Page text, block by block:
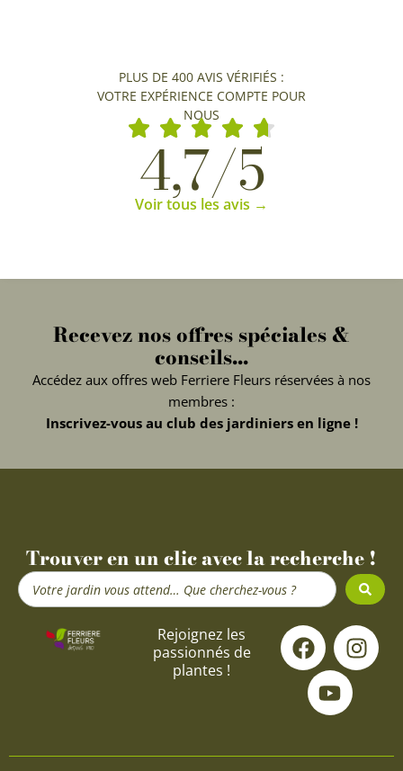
PLUS DE 400 AVIS VÉRIFIÉS :
VOTRE EXPÉRIENCE COMPTE POUR
NOUS
4,7/5
Voir tous les avis →
Recevez nos offres spéciales &
conseils...
Accédez aux offres web Ferriere Fleurs réservées à nos
membres :
Inscrivez-vous au club des jardiniers en ligne !
Trouver en un clic avec la recherche !
Search
...
Rejoignez les
passionnés de
plantes !
F
a
c
e
o
I
n
s
g
Y
o
u
t
u
b